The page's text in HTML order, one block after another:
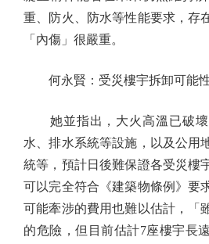
重、防火、防水等性能要求，存
「內傷」很嚴重。
何永賢：受災樓宇拆卸可能
她並指出，大火高溫已破壞
水、排水系統等設施，以及公用
統等，預計日後難保證各受災樓
可以完全符合《建築物條例》要
可能牽涉的費用也難以估計，「
的危險，但目前估計7座樓宇長